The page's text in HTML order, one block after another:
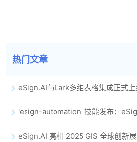
热门文章
eSign.AI 亮相 2025 GIS 全球创新展